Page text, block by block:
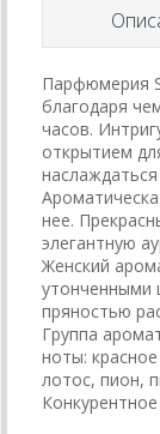
Парфюмерия
благодаря
часов.
открытием
нее.
элегантную
Женский
утонченными
пряностью
Группа
ноты:
лотос, пион,